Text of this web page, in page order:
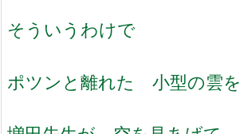
そういうわけで
ポツンと離れた 小型の雲を